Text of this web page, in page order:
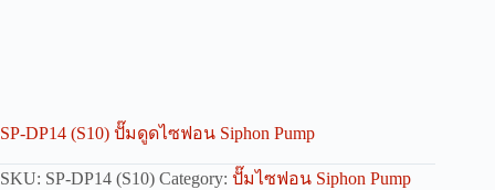
SP-DP14 (S10) ปั๊มดูดไซฟอน Siphon Pump
SKU: SP-DP14 (S10) Category: ปั๊มไซฟอน Siphon Pump